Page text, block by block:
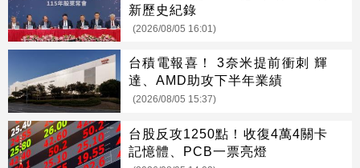
新歷史紀錄
(2026/08/05 16:01)
台積電報喜！ 3奈米提前衝刺 輝
達、AMD助攻下半年業績
(2026/08/05 15:37)
台股反攻1250點！收復4萬4關卡
記憶體、PCB一票亮燈